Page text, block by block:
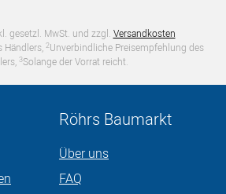
gesetzl. MwSt. und zzgl. Versandkosten
Händlers, 2Unverbindliche Preisempfehlung des
3Solange der Vorrat reicht.
Röhrs Baumarkt
Über uns
FAQ